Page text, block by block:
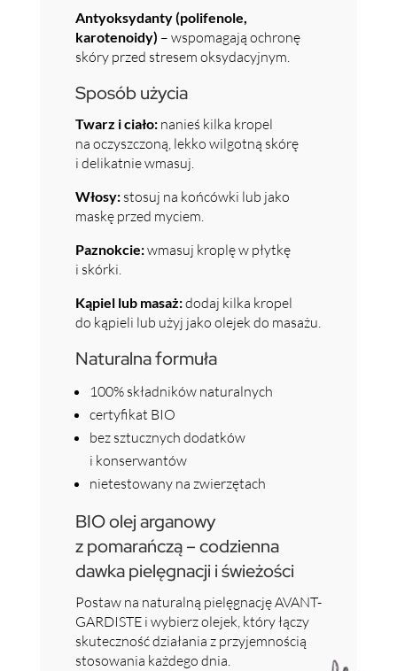
Antyoksydanty (polifenole,
karotenoidy) – wspomagają ochronę
skóry przed stresem oksydacyjnym.
Sposób użycia
Twarz i ciało:nanieś kilka kropel
na oczyszczoną, lekko wilgotną skórę
i delikatnie wmasuj.
Włosy:stosuj na końcówki lub jako
maskę przed myciem.
Paznokcie:wmasuj kroplę w płytkę
i skórki.
Kąpiel lub masaż:dodaj kilka kropel
do kąpieli lub użyj jako olejek do masażu.
Naturalna formuła
100% składników naturalnych
certyfikat BIO
bez sztucznych dodatków
i konserwantów
nietestowany na zwierzętach
BIO olej arganowy
z pomarańczą – codzienna
dawka pielęgnacji i świeżości
Postaw na naturalną pielęgnację AVANT-
GARDISTE i wybierz olejek, który łączy
skuteczność działania z przyjemnością
stosowania każdego dnia.